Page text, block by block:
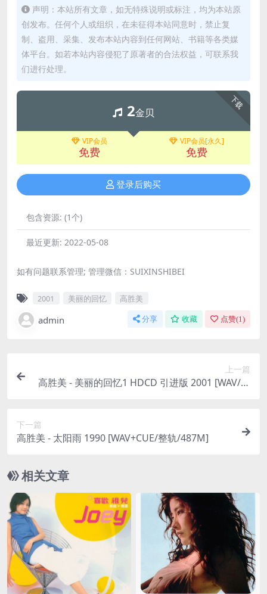
声明：本站所有文章，如无特殊说明或标注，均为本站原
创发布。任何个人或组织，在未征得本站同意时，禁止复
制、盗用、采集、发布本站内容到任何网站、书籍等各类媒
体平台。如若本站内容侵犯了原著者的合法权益，可联系我
们进行处理。
下载
2金贝
VIP会员
免费
VIP会员[永久]
免费
登录后购买
包含资源: (1个)
最近更新: 2022-05-08
如有问题联系管理; 管理微信：SUIXINSHIBEI
2001 美丽的回忆 高胜美
admin 分享 收藏 点赞(1)
上一篇
高胜美 - 美丽的回忆1 HDCD 引进版 2001 [WAV/分
下一篇
高胜美 - 太阳雨 1990 [WAV+CUE/整轨/487M]
相关文章